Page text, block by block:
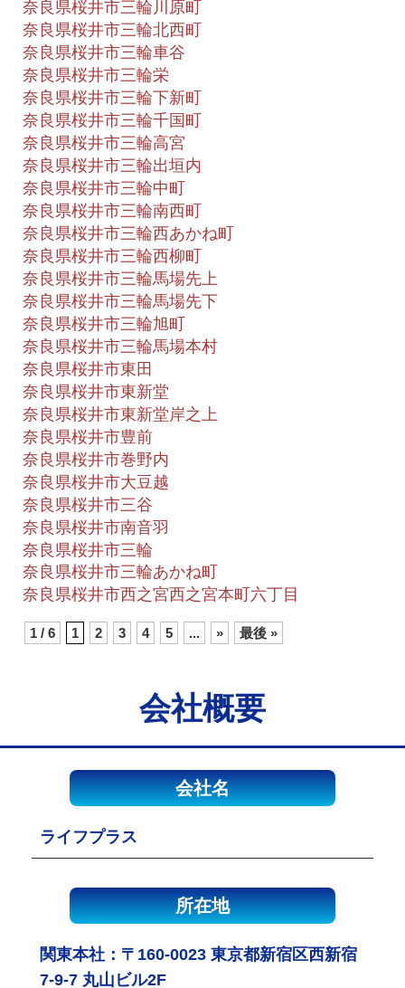
奈良県桜井市三輪川原町
奈良県桜井市三輪北西町
奈良県桜井市三輪車谷
奈良県桜井市三輪栄
奈良県桜井市三輪下新町
奈良県桜井市三輪千国町
奈良県桜井市三輪高宮
奈良県桜井市三輪出垣内
奈良県桜井市三輪中町
奈良県桜井市三輪南西町
奈良県桜井市三輪西あかね町
奈良県桜井市三輪西柳町
奈良県桜井市三輪馬場先上
奈良県桜井市三輪馬場先下
奈良県桜井市三輪旭町
奈良県桜井市三輪馬場本村
奈良県桜井市東田
奈良県桜井市東新堂
奈良県桜井市東新堂岸之上
奈良県桜井市豊前
奈良県桜井市巻野内
奈良県桜井市大豆越
奈良県桜井市三谷
奈良県桜井市南音羽
奈良県桜井市三輪
奈良県桜井市三輪あかね町
奈良県桜井市西之宮西之宮本町六丁目
1 / 6 1 2 3 4 5 ... » 最後 »
会社概要
会社名
ライフプラス
所在地
関東本社：〒160-0023 東京都新宿区西新宿
7-9-7 丸山ビル2F